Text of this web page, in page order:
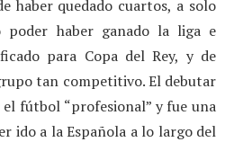
haber quedado cuartos, a solo
haber ganado la liga e
para Copa del Rey, y de
tan competitivo. El debutar
fútbol “profesional” y fue una
ido a la Española a lo largo del